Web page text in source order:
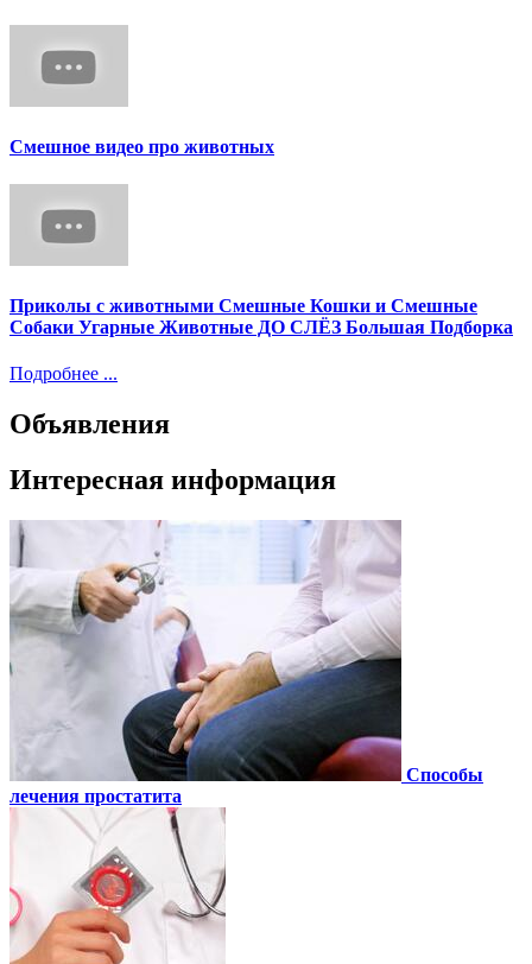
Смешное видео про животных
Приколы с животными Смешные Кошки и Смешные
Собаки Угарные Животные ДО СЛЁЗ Большая Подборка
Подробнее ...
Объявления
Интересная информация
Способы
лечения простатита